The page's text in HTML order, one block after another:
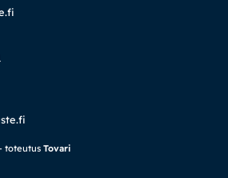
toteutus Tovari